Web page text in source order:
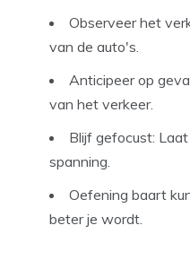
Observeer het
van de auto's.
Anticipeer op
van het verkeer.
Blijf gefocust:
spanning.
Oefening baart
beter je wordt.